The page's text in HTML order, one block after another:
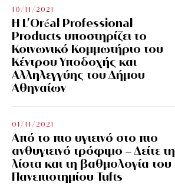
10/11/2021
Η L’Οréal Professional
Products υποστηρίζει το
Κοινωνικό Κομμωτήριο του
Κέντρου Υποδοχής και
Αλληλεγγύης του Δήμου
Αθηναίων
01/11/2021
Από το πιο υγιεινό στο πιο
ανθυγιεινό τρόφιμο – Δείτε τη
λίστα και τη βαθμολογία του
Πανεπιστημίου Tufts